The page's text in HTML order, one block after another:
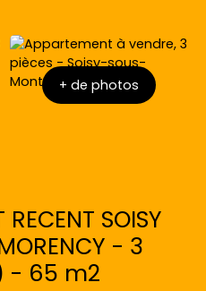
+ de photos
RECENT SOISY
- 3
- 65 m2